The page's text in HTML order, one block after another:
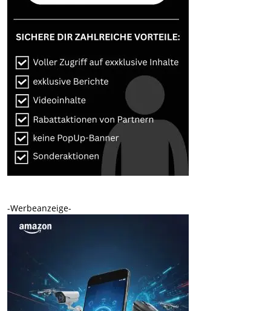
-Werbeanzeige-